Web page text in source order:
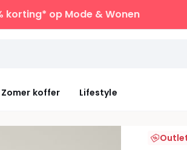
korting* op Mode & Wonen
Zomer koffer Lifestyle